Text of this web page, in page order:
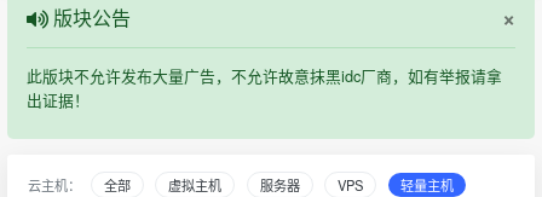
×
版块公告
此版块不允许发布大量广告，不允许故意抹黑idc厂商，如有举报请拿
出证据！
云主机： 全部 虚拟主机 服务器 VPS 轻量主机